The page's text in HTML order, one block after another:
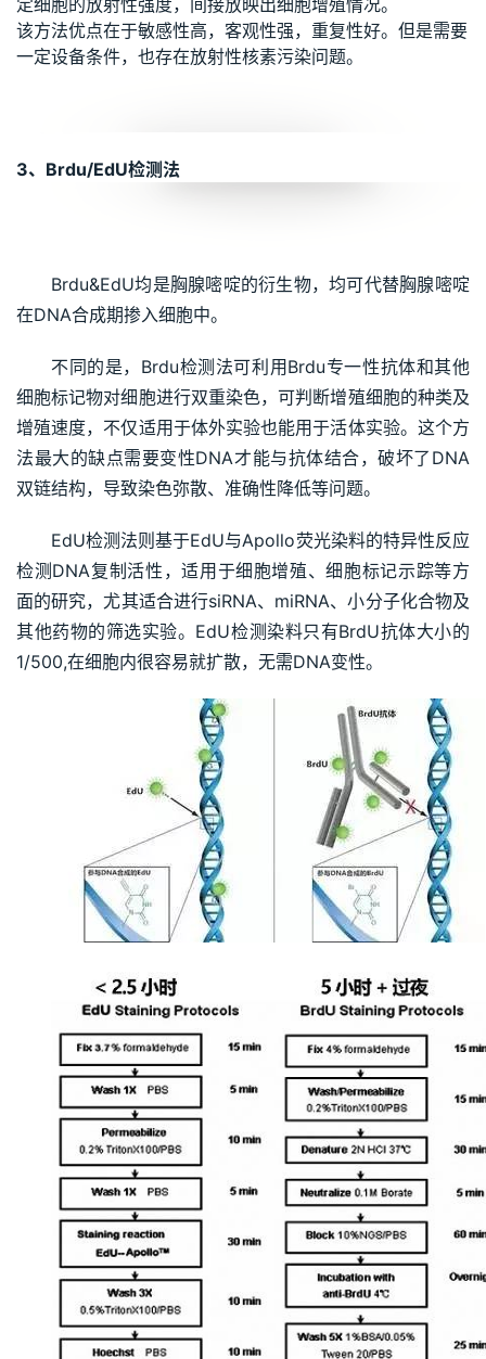
定细胞的放射性强度，间接放映出细胞增殖情况。
该方法优点在于敏感性高，客观性强，重复性好。但是需要
一定设备条件，也存在放射性核素污染问题。
3、Brdu/EdU检测法
Brdu&EdU均是胸腺嘧啶的衍生物，均可代替胸腺嘧啶
在DNA合成期掺入细胞中。
不同的是，Brdu检测法可利用Brdu专一性抗体和其他
细胞标记物对细胞进行双重染色，可判断增殖细胞的种类及
增殖速度，不仅适用于体外实验也能用于活体实验。这个方
法最大的缺点需要变性DNA才能与抗体结合，破坏了DNA
双链结构，导致染色弥散、准确性降低等问题。
EdU检测法则基于EdU与Apollo荧光染料的特异性反应
检测DNA复制活性，适用于细胞增殖、细胞标记示踪等方
面的研究，尤其适合进行siRNA、miRNA、小分子化合物及
其他药物的筛选实验。EdU检测染料只有BrdU抗体大小的
1/500,在细胞内很容易就扩散，无需DNA变性。